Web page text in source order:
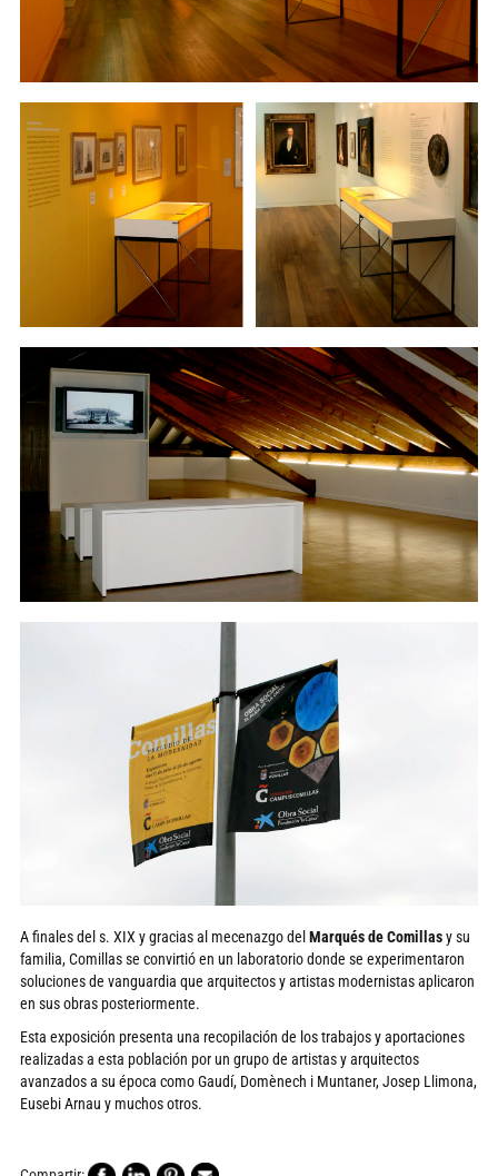
A finales del s. XIX y gracias al mecenazgo del Marqués de Comillasy su
familia, Comillas se convirtió en un laboratorio donde se experimentaron
soluciones de vanguardia que arquitectos y artistas modernistas aplicaron
en sus obras posteriormente.
Esta exposición presenta una recopilación de los trabajos y aportaciones
realizadas a esta población por un grupo de artistas y arquitectos
avanzados a su época como Gaudí, Domènech i Muntaner, Josep Llimona,
Eusebi Arnau y muchos otros.